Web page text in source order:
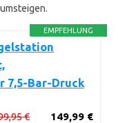
EMPFEHLUNG
7,5-Bar-Druck
149,99 €
€